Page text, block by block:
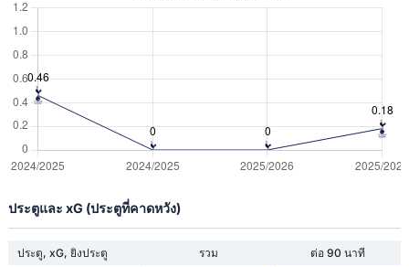
ประตูและ xG (ประตูที่คาดหวัง)
ประตู, xG, ยิงประตู รวม
ต่อ 90 นาที